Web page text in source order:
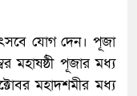
যোগ দেন। পূজা
মহাষষ্ঠী পূজার মধ্য
মহাদশমীর মধ্য